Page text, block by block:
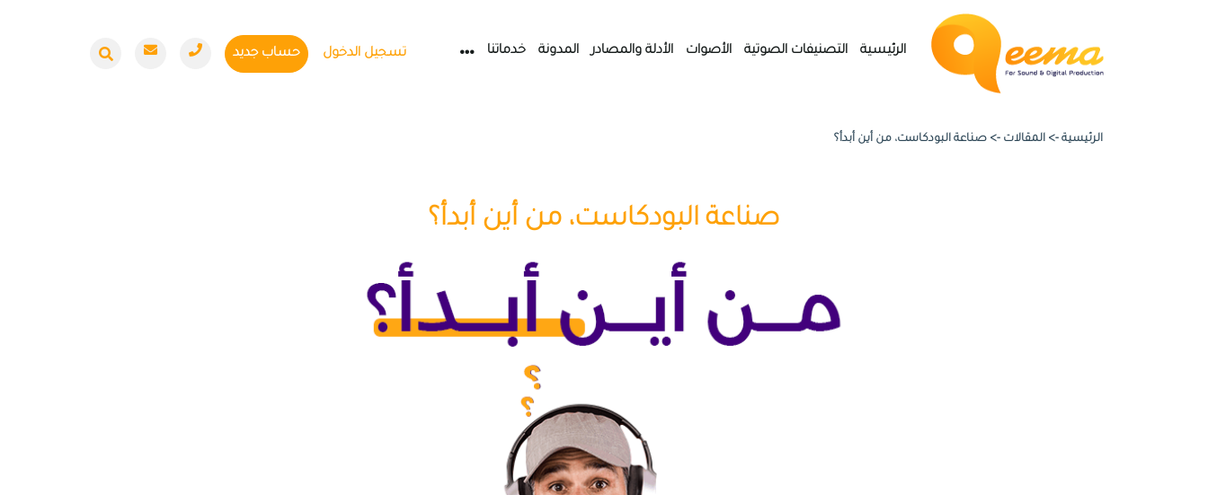
الرئيسية التصنيفات الصوتية الأصوات الأدلة والمصادر المدونة خدماتنا تسجيل الدخول حساب جديد
الرئيسية -> المقالات -> صناعة البودكاست، من أين أبدأ؟
صناعة البودكاست، من أين أبدأ؟